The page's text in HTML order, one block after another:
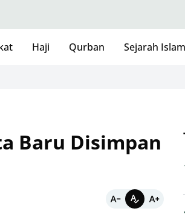
Haji Qurban Sejarah Islam
Baru Disimpan